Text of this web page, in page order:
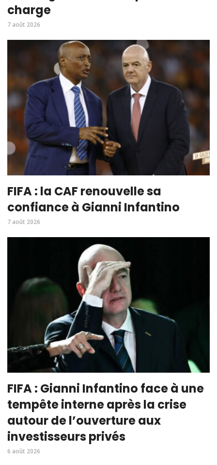
charge
7 août 2026
FIFA : la CAF renouvelle sa
confiance à Gianni Infantino
7 août 2026
FIFA : Gianni Infantino face à une
tempête interne après la crise
autour de l’ouverture aux
investisseurs privés
6 août 2026